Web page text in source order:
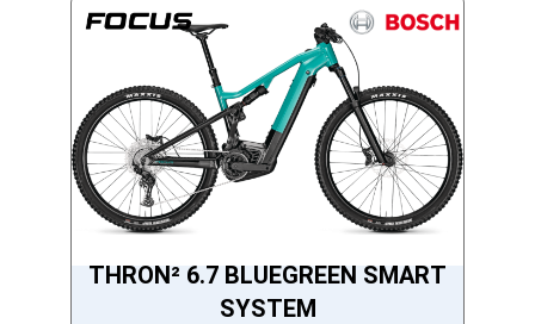
THRON² 6.7 BLUEGREEN SMART
SYSTEM